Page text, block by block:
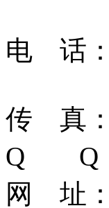
电 话：
传 真：
Q Q：
网 址：